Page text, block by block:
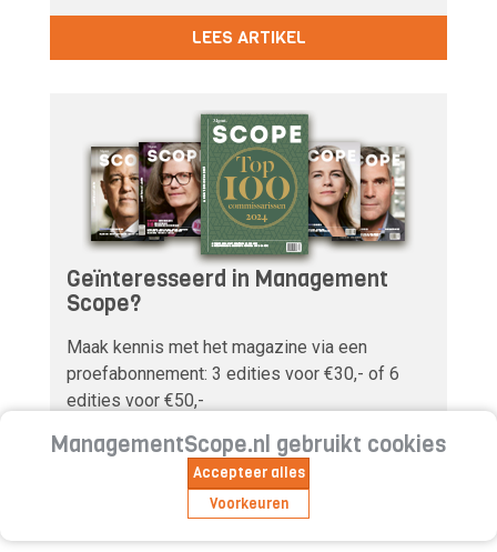
LEES ARTIKEL
Geïnteresseerd in Management
Scope?
Maak kennis met het magazine via een
proefabonnement: 3 edities voor €30,- of 6
edities voor €50,-
VRAAG EEN PROEFABONNEMENT AAN
ManagementScope.nl gebruikt cookies
Accepteer alles
Voorkeuren